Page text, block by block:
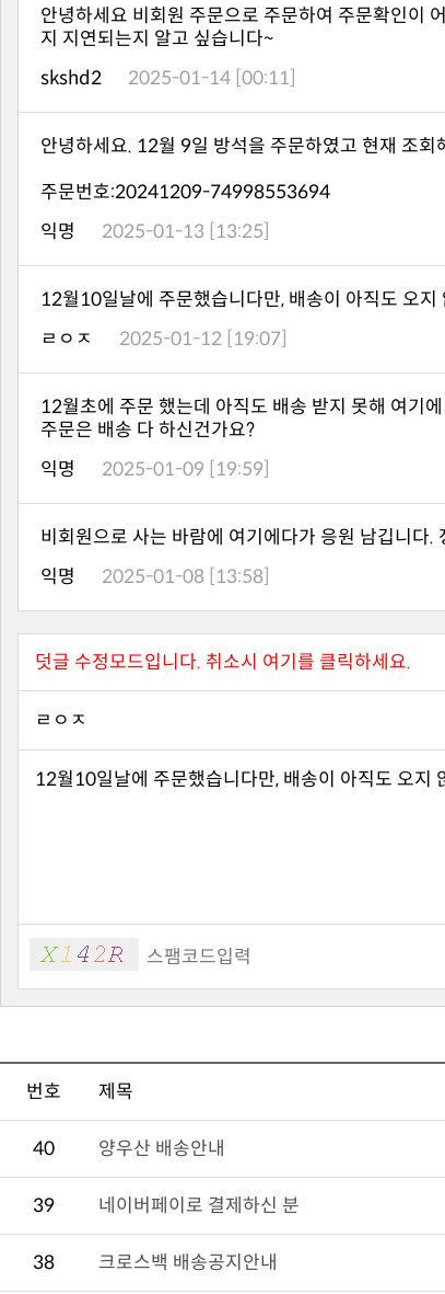
지 지연되는지 알고 싶습니다~
skshd2
2025-01-14 [00:11]
안녕하세요. 12월 9일 방석을 주문하였고 현재 조
주문번호:20241209-74998553694
익명
2025-01-13 [13:25]
12월10일날에 주문했습니다만, 배송이 아직도 오
ㄹㅇㅈ
2025-01-12 [19:07]
주문은 배송 다 하신건가요?
익명
2025-01-09 [19:59]
비회원으로 사는 바람에 여기에다가 응원 남깁니다
익명
2025-01-08 [13:58]
덧글 수정모드입니다. 취소시 여기를 클릭하세요.
번호 제목
40 양우산 배송안내
39 네이버페이로 결제하신 분
38 크로스백 배송공지안내